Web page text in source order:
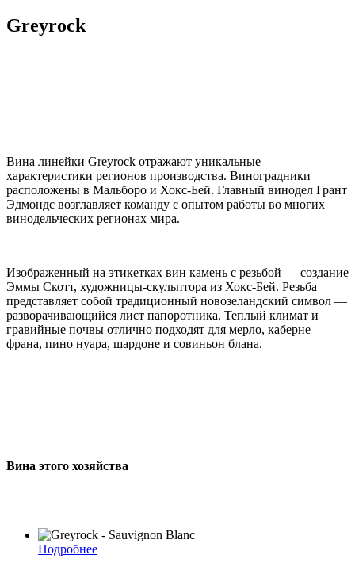
Greyrock
Вина линейки Greyrock отражают уникальные
характеристики регионов производства. Виноградники
расположены в Мальборо и Хокс-Бей. Главный винодел Грант
Эдмондс возглавляет команду с опытом работы во многих
винодельческих регионах мира.
Изображенный на этикетках вин камень с резьбой — создание
Эммы Скотт, художницы-скульптора из Хокс-Бей. Резьба
представляет собой традиционный новозеландский символ —
разворачивающийся лист папоротника. Теплый климат и
гравийные почвы отлично подходят для мерло, каберне
франа, пино нуара, шардоне и совиньон блана.
Вина этого хозяйства
Подробнее